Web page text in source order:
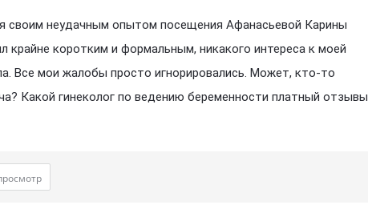
своим неудачным опытом посещения Афанасьевой Карины
крайне коротким и формальным, никакого интереса к моей
Все мои жалобы просто игнорировались. Может, кто-то
Какой гинеколог по ведению беременности платный отзывы